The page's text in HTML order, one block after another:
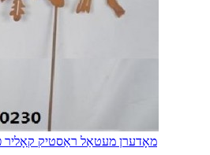
מאָדערן מעטאַל ראַסטיק קאָליר